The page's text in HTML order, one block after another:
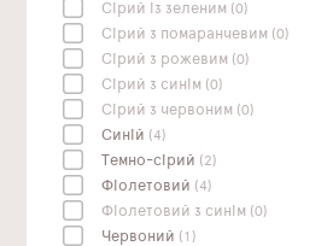
Сірий із зеленим (0)
Сірий з помаранчевим (0)
Сірий з рожевим (0)
Сірий з синім (0)
Сірий з червоним (0)
Синій (4)
Темно-сірий (2)
Фіолетовий (4)
Фіолетовий з синім (0)
Червоний (1)